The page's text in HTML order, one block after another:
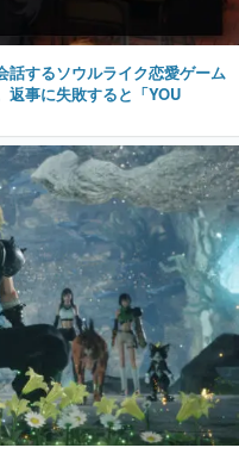
話するソウルライク恋愛ゲーム
返事に失敗すると「YOU